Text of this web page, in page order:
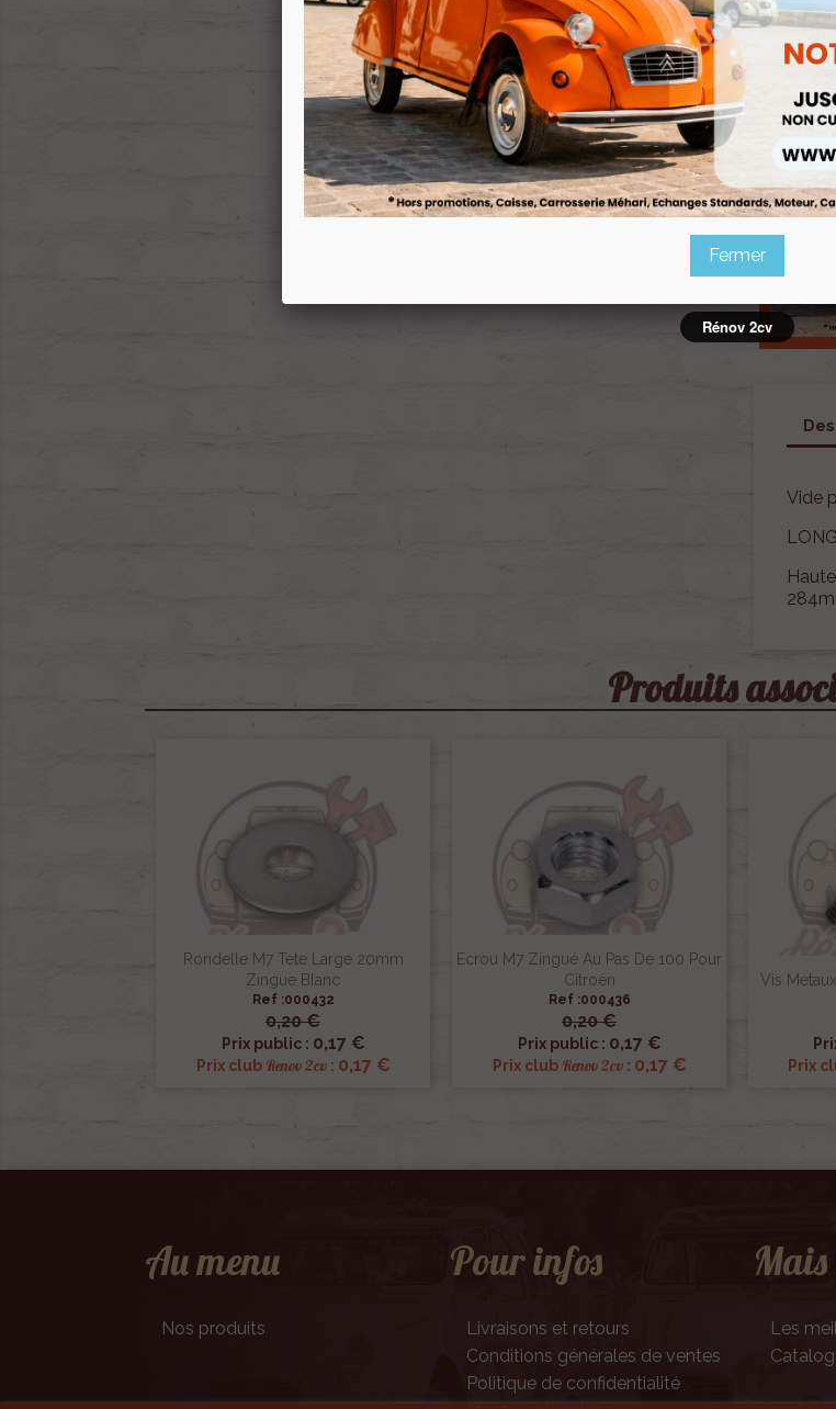
Vide
Produits
Rondelle M7 Tete Large 20mm
Zingue Blanc
Ref :000432
0,20 €
Prix public : 0,17 €
Prix club Renov 2cv: 0,17 €
 Aperçu rapide
Ecrou M7 Zingué Au Pas De 100 Pour
Citroën
Ref :000436
0,20 €
Prix public : 0,17 €
Prix club Renov 2cv: 0,17 €
 Aperçu rapide
Vis
Prix
Au menu
Nos produits
Pour infos
Livraisons et retours
Conditions générales de ventes
Politique de confidentialité
Mais
Les
Fermer
Rénov 2cv